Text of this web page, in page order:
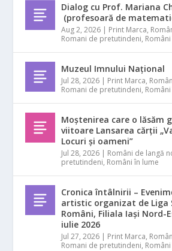
Dialog cu Prof. Mariana
(profesoară de
Aug 2, 2026 | Print Marca,
Romani de pretutindeni,
Muzeul Imnului Național
Jul 28, 2026 | Print Marca,
Romani de pretutindeni,
Moștenirea care o lăsăm
viitoare Lansarea cărții
Locuri și oameni”
Jul 28, 2026 | Români de langă
pretutindeni, Români în lume
Cronica întâlnirii –
artistic organizat de Liga
Români, Filiala Iași Nord-
iulie 2026
Jul 27, 2026 | Print Marca,
Romani de pretutindeni,